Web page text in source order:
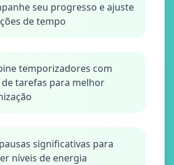
seu progresso e ajuste
de tempo
temporizadores com
de tarefas para melhor
significativas para
níveis de energia